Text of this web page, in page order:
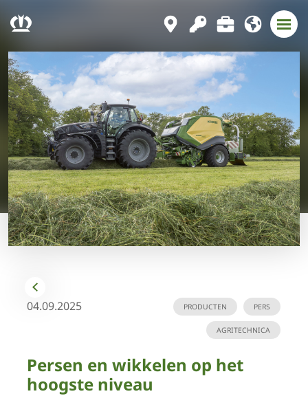
04.09.2025 PERS
PRODUCTEN
AGRITECHNICA
Persen en wikkelen op het
hoogste niveau